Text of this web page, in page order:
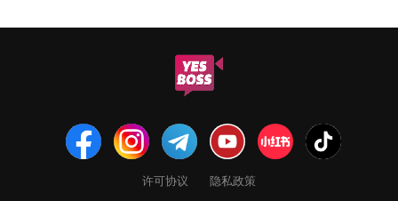
许可协议 隐私政策